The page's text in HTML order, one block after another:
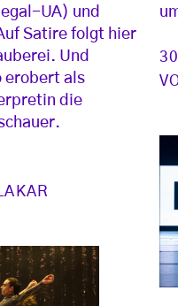
UA) und
Satire folgt hier
Und
erobert als
die